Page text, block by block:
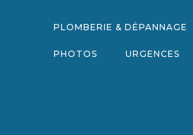
PLOMBERIE & DÉPANNAGE
PHOTOS URGENCES